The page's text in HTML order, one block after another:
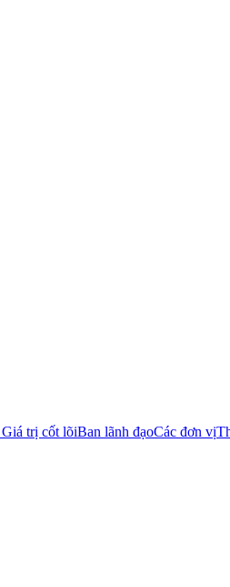
trị cốt lõiBan lãnh đạoCác đơn vị